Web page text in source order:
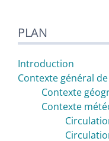
PLAN
Introduction
Contexte général de
Contexte
Contexte